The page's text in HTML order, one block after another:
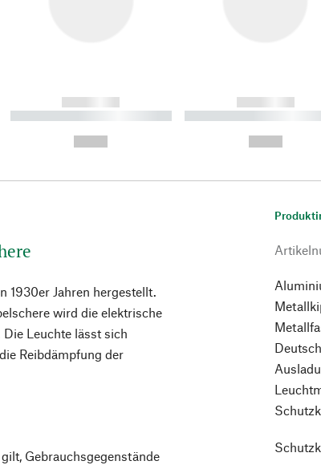
------------
----------- ----------- ----------
------------
----------- -----------
1930er Jahren hergestellt.
wird die elektrische
Leuchte lässt sich
Reibdämpfung der
Gebrauchsgegenstände